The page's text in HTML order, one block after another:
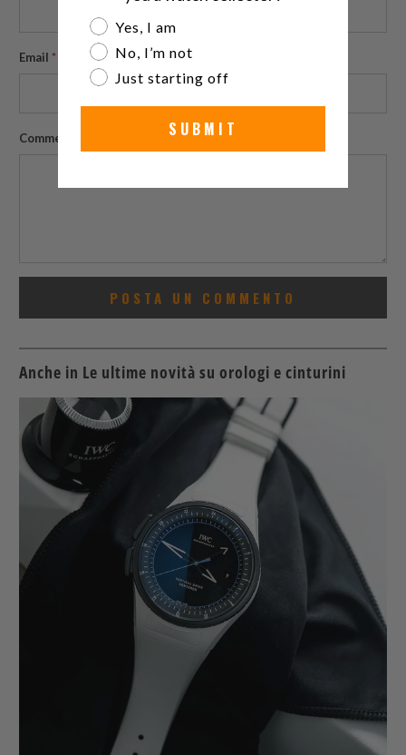
Email *
Commento
Anche in Le ultime novità su orologi e cinturini
Are you a watch collector?
Yes, I am
No, I’m not
Just starting off
SUBMIT